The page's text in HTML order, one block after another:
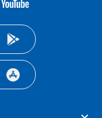
youtube-